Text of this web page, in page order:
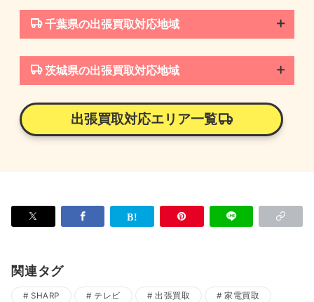
千葉県の出張買取対応地域
茨城県の出張買取対応地域
出張買取対応エリア一覧
関連タグ
SHARP テレビ 出張買取 家電買取